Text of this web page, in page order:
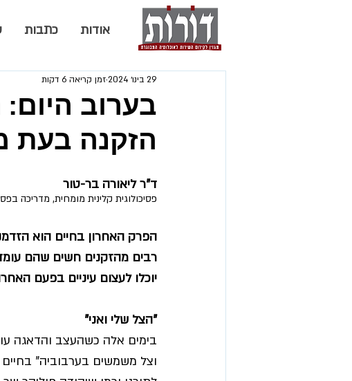
אודות כתבות
בערוב היום:
הזקנה בעת
29 בינו׳ 2024 זמן קריאה 6 דקות
ד"ר ליאורה בר-טור
פסיכולוגית קלינית מומחית, מדריכה
הפרק האחרון בחיים הוא
רבים מהזקנים חשים שהם
יוכלו לעצום עיניים בפעם
"הצל שלי ואני"
בימים אלה כשהעצב והדאגה
וצל משמשים בערבוביה"